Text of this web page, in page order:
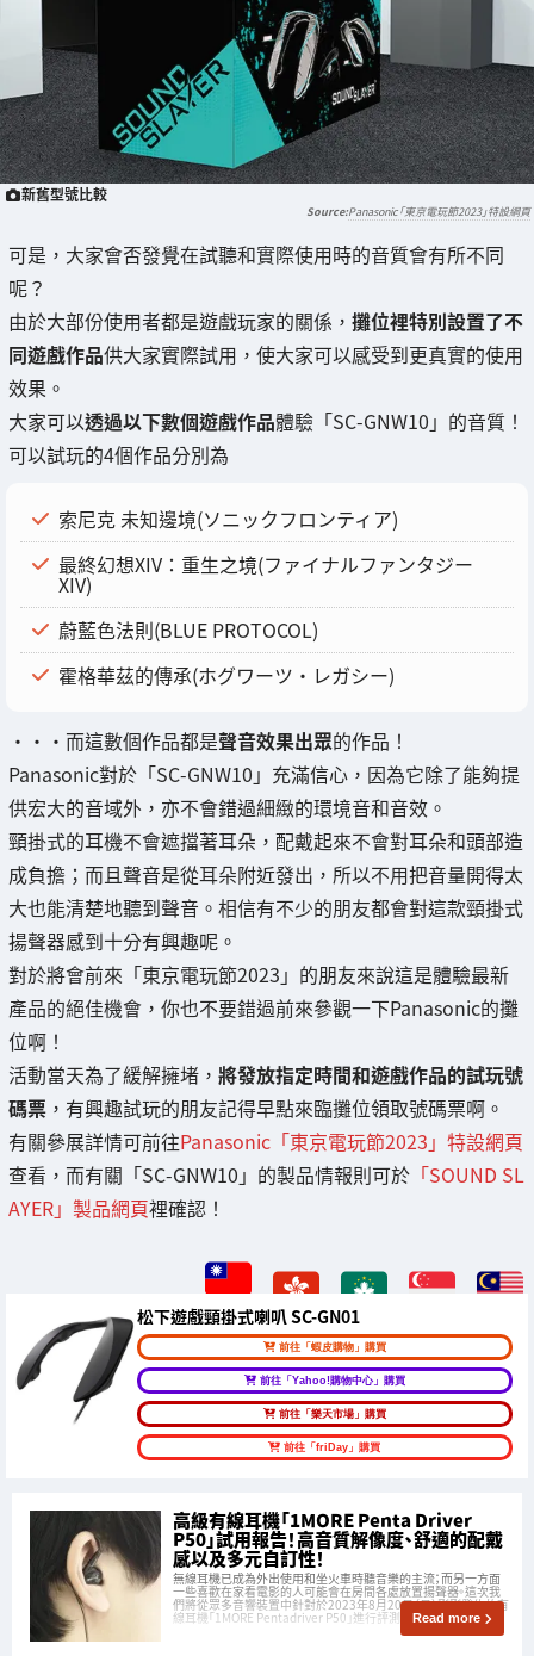
新舊型號比較
Panasonic「東京電玩節2023」特設網頁
可是，大家會否發覺在試聽和實際使用時的音質會有所不同
呢？
由於大部份使用者都是遊戲玩家的關係， 攤位裡特別設置了不
同遊戲作品供大家實際試用，使大家可以感受到更真實的使用
效果。
大家可以透過以下數個遊戲作品體驗「SC-GNW10」的音質！
可以試玩的4個作品分別為
索尼克 未知邊境(ソニックフロンティア)
最終幻想XIV：重生之境(ファイナルファンタジー
XIV)
蔚藍色法則(BLUE PROTOCOL)
霍格華茲的傳承(ホグワーツ・レガシー)
・・・而這數個作品都是聲音效果出眾的作品！
Panasonic對於「SC-GNW10」充滿信心，因為它除了能夠提
供宏大的音域外，亦不會錯過細緻的環境音和音效。
頸掛式的耳機不會遮擋著耳朵，配戴起來不會對耳朵和頭部造
成負擔；而且聲音是從耳朵附近發出，所以不用把音量開得太
大也能清楚地聽到聲音。相信有不少的朋友都會對這款頸掛式
揚聲器感到十分有興趣呢。
對於將會前來「東京電玩節2023」的朋友來說這是體驗最新
產品的絕佳機會，你也不要錯過前來參觀一下Panasonic的攤
位啊！
活動當天為了緩解擁堵， 將發放指定時間和遊戲作品的試玩號
碼票 ，有興趣試玩的朋友記得早點來臨攤位領取號碼票啊。
有關參展詳情可前往Panasonic「東京電玩節2023」特設網頁
查看，而有關「SC-GNW10」的製品情報則可於 「SOUND SL
AYER」製品網頁裡確認！
松下遊戲頸掛式喇叭 SC-GN01
前往「蝦皮購物」購買
前往「Yahoo!購物中心」購買
前往「樂天市場」購買
前往「friDay」購買
高級有線耳機「1MORE Penta Driver
P50」試用報告！高音質解像度、舒適的配戴
感以及多元自訂性！
無線耳機已成為外出使用和坐火車時聽音樂的主流；而另一方面
一些喜歡在家看電影的人可能會在房間各處放置揚聲器。這次我
們將從眾多音響裝置中針對於2023年8月20日（日）剛剛發佈的有
線耳機「1MORE Pentadriver P50」進行評測！ Read more